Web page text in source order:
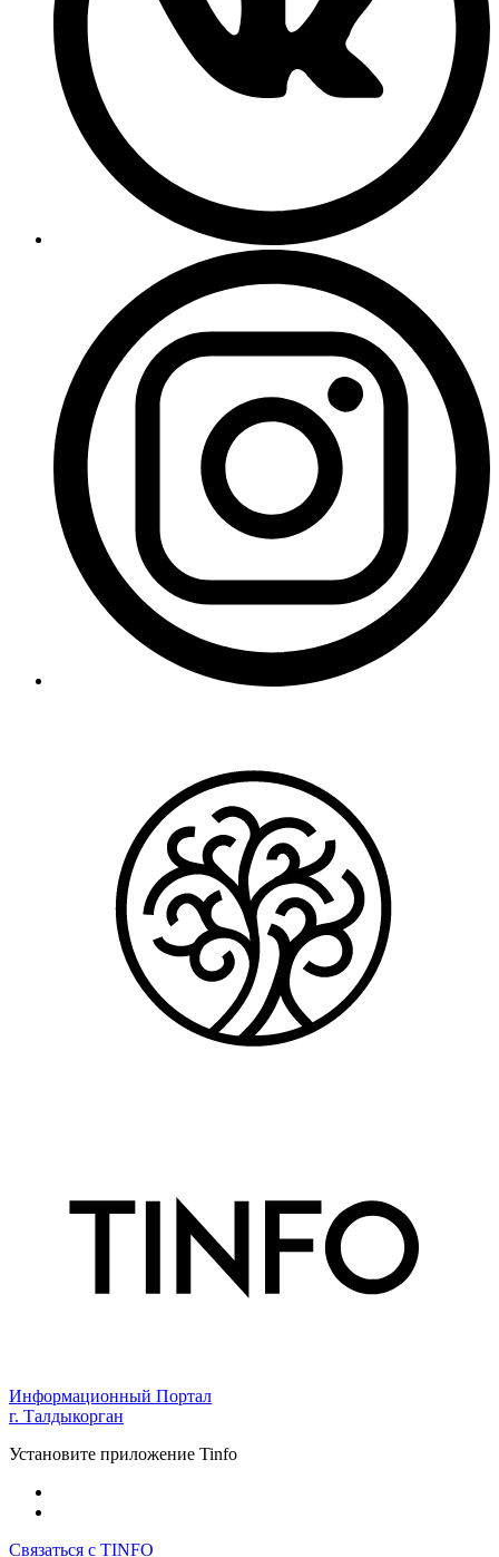
Информационный Портал
г. Талдыкорган
Установите приложение Tinfo
Связаться с TINFO